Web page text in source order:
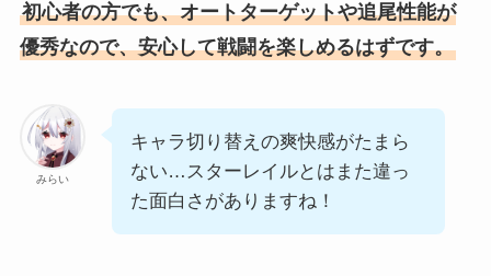
初心者の方でも、オートターゲットや追尾性能が
優秀なので、安心して戦闘を楽しめるはずです。
みらい
キャラ切り替えの爽快感がたまら
ない…スターレイルとはまた違っ
た面白さがありますね！